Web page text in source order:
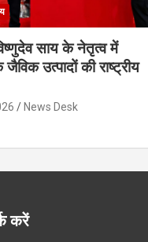
साय के नेतृत्व में
उत्पादों की राष्ट्रीय
News Desk
करें